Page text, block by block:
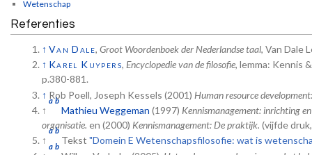
Wetenschap
Referenties
↑ Van Dale, Groot Woordenboek der Nederlandse taal, Van Dale
↑ Karel Kuypers, Encyclopedie van de filosofie, lemma: Kennis
p.380-881.
↑ Rob Poell, Joseph Kessels (2001) Human resource
↑
a b
Mathieu Weggeman (1997) Kennismanagement: inrichting
organisatie. en (2000) Kennismanagement: De praktijk. (vijfde
↑
a b
Tekst "Domein E Wetenschapsfilosofie: wat is
a b